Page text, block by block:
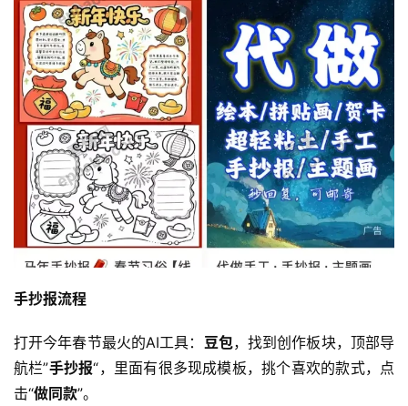
手抄报流程
打开今年春节最火的AI工具： 豆包，找到创作板块，顶部导
航栏”手抄报“，里面有很多现成模板，挑个喜欢的款式，点
击“做同款”。